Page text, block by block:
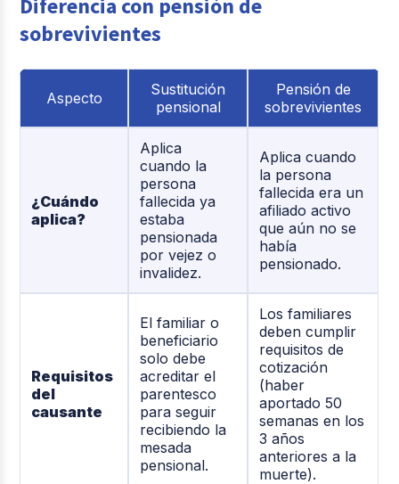
Diferencia con pensión de
sobrevivientes
Aspecto
Sustitución
pensional
Pensión de
sobrevivientes
¿Cuándo
aplica?
Aplica
cuando la
persona
fallecida ya
estaba
pensionada
por vejez o
invalidez.
Aplica cuando
la persona
fallecida era un
afiliado activo
que aún no se
había
pensionado.
Requisitos
del
causante
El familiar o
beneficiario
solo debe
acreditar el
parentesco
para seguir
recibiendo la
mesada
pensional.
Los familiares
deben cumplir
requisitos de
cotización
(haber
aportado 50
semanas en los
3 años
anteriores a la
muerte).